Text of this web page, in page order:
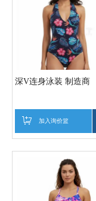
深V连身泳装 制造商
加入询价篮